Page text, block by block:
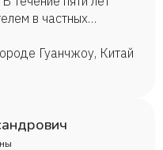
в частных
на своих
подвластны
Гуанчжоу, Китай